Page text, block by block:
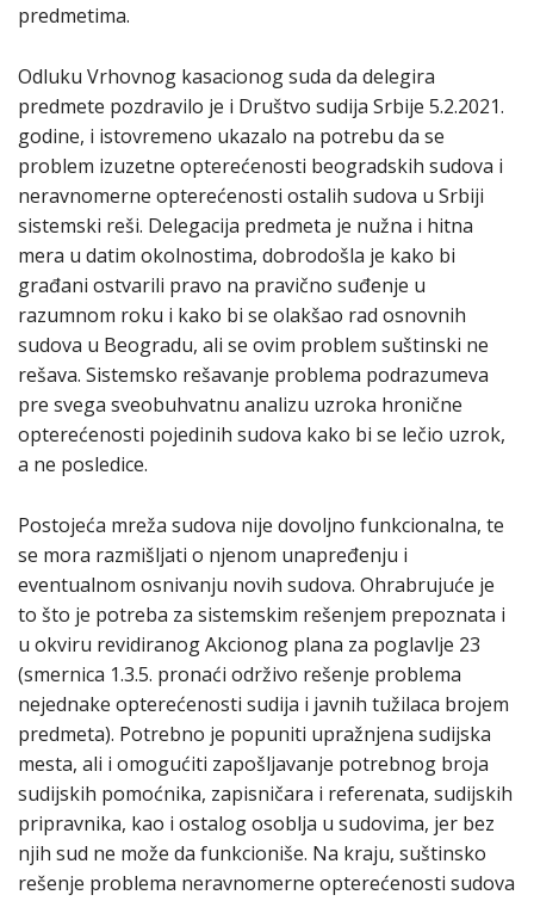
predmetima.
Odluku Vrhovnog kasacionog suda da delegira
predmete pozdravilo je i Društvo sudija Srbije 5.2.2021.
godine, i istovremeno ukazalo na potrebu da se
problem izuzetne opterećenosti beogradskih sudova i
neravnomerne opterećenosti ostalih sudova u Srbiji
sistemski reši. Delegacija predmeta je nužna i hitna
mera u datim okolnostima, dobrodošla je kako bi
građani ostvarili pravo na pravično suđenje u
razumnom roku i kako bi se olakšao rad osnovnih
sudova u Beogradu, ali se ovim problem suštinski ne
rešava. Sistemsko rešavanje problema podrazumeva
pre svega sveobuhvatnu analizu uzroka hronične
opterećenosti pojedinih sudova kako bi se lečio uzrok,
a ne posledice.
Postojeća mreža sudova nije dovoljno funkcionalna, te
se mora razmišljati o njenom unapređenju i
eventualnom osnivanju novih sudova. Ohrabrujuće je
to što je potreba za sistemskim rešenjem prepoznata i
u okviru revidiranog Akcionog plana za poglavlje 23
(smernica 1.3.5. pronaći održivo rešenje problema
nejednake opterećenosti sudija i javnih tužilaca brojem
predmeta). Potrebno je popuniti upražnjena sudijska
mesta, ali i omogućiti zapošljavanje potrebnog broja
sudijskih pomoćnika, zapisničara i referenata, sudijskih
pripravnika, kao i ostalog osoblja u sudovima, jer bez
njih sud ne može da funkcioniše. Na kraju, suštinsko
rešenje problema neravnomerne opterećenosti sudova